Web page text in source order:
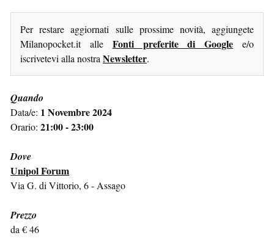
Per restare aggiornati sulle prossime novità, aggiungete
Milanopocket.it alle Fonti preferite di Google e/o
iscrivetevi alla nostra Newsletter.
Quando
Data/e: 1 Novembre 2024
Orario: 21:00 - 23:00
Dove
Unipol Forum
Via G. di Vittorio, 6 - Assago
Prezzo
da € 46